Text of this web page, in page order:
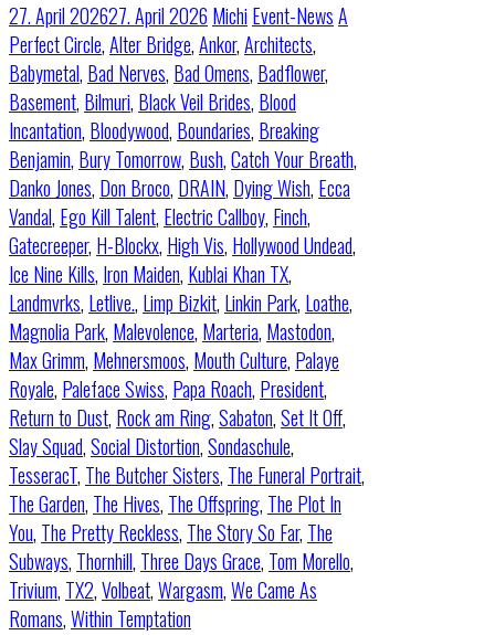
27. April 202627. April 2026 Michi Event-NewsA
Perfect Circle,Alter Bridge,Ankor,Architects,
Babymetal, Bad Nerves, Bad Omens, Badflower,
Basement, Bilmuri, Black Veil Brides, Blood
Incantation, Bloodywood, Boundaries, Breaking
Benjamin, Bury Tomorrow, Bush,Catch Your Breath,
Danko Jones, Don Broco, DRAIN, Dying Wish, Ecca
Vandal, Ego Kill Talent, Electric Callboy, Finch,
Gatecreeper, H-Blockx, High Vis, Hollywood Undead,
Ice Nine Kills, Iron Maiden, Kublai Khan TX,
Landmvrks, Letlive., Limp Bizkit, Linkin Park, Loathe,
Magnolia Park, Malevolence, Marteria, Mastodon,
Max Grimm, Mehnersmoos, Mouth Culture, Palaye
Royale, Paleface Swiss, Papa Roach, President,
Return to Dust, Rock am Ring,Sabaton,Set It Off,
Slay Squad,Social Distortion,Sondaschule,
TesseracT, The Butcher Sisters, The Funeral Portrait,
The Garden, The Hives, The Offspring, The Plot In
You, The Pretty Reckless, The Story So Far, The
Subways, Thornhill, Three Days Grace, Tom Morello,
Trivium, TX2,Volbeat,Wargasm,We Came As
Romans,Within Temptation